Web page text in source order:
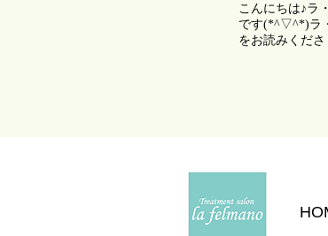
こんにちは♪ラ
です(*^▽^*)ラ
をお読みくだ